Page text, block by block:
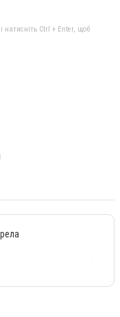
натисніть Ctrl + Enter, щоб